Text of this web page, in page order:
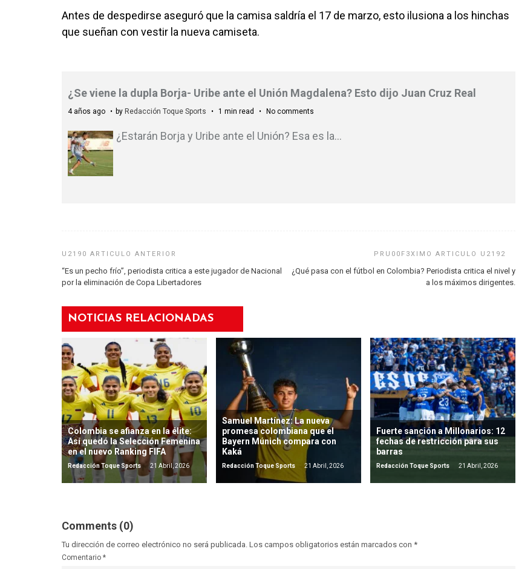
Antes de despedirse aseguró que la camisa saldría el 17 de marzo, esto ilusiona a los hinchas
que sueñan con vestir la nueva camiseta.
¿Se viene la dupla Borja- Uribe ante el Unión Magdalena? Esto dijo Juan Cruz Real
4 años ago by Redacción Toque Sports 1 min read No comments
¿Estarán Borja y Uribe ante el Unión? Esa es la…
“Es un pecho frío”, periodista critica a este jugador de Nacional
por la eliminación de Copa Libertadores
¿Qué pasa con el fútbol en Colombia? Periodista critica el nivel y
a los máximos dirigentes.
NOTICIAS RELACIONADAS
Colombia se afianza en la élite:
Así quedó la Selección Femenina
en el nuevo Ranking FIFA
Redacción Toque Sports 21 Abril, 2026
Samuel Martínez: La nueva
promesa colombiana que el
Bayern Múnich compara con
Kaká
Redacción Toque Sports 21 Abril, 2026
Fuerte sanción a Millonarios: 12
fechas de restricción para sus
barras
Redacción Toque Sports 21 Abril, 2026
Comments (0)
Tu dirección de correo electrónico no será publicada. Los campos obligatorios están marcados con *
Comentario *